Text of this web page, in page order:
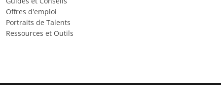
Offres d'emploi
Portraits de Talents
Ressources et Outils